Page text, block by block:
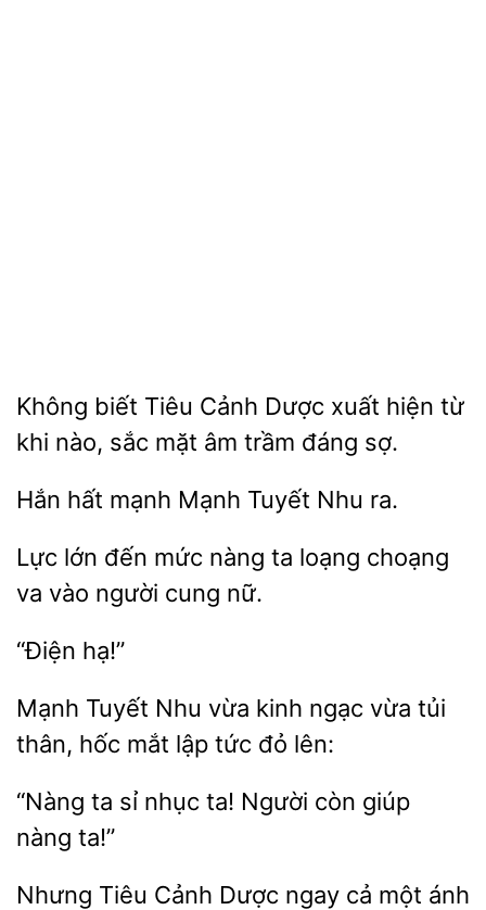
Không biết Tiêu Cảnh Dược
hiện từ
khi nào, sắc mặt âm
sợ.
hất mạnh Mạnh ra.
Lực lớn mức nàng
loạng choạng
va
người cung nữ.
Mạnh Tuyết Nhu vừa kinh ngạc vừa tủi
hốc mắt lập tức
“Nàng
nhục ta! Người còn giúp
nàng
Nhưng Tiêu Cảnh ngay
ánh